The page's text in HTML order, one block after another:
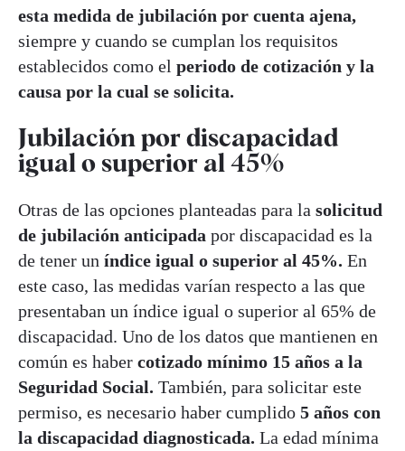
esta medida de jubilación por cuenta ajena,
siempre y cuando se cumplan los requisitos
establecidos como el periodo de cotización y la
causa por la cual se solicita.
Jubilación por discapacidad
igual o superior al 45%
Otras de las opciones planteadas para la solicitud
de jubilación anticipada por discapacidad es la
de tener un índice igual o superior al 45%. En
este caso, las medidas varían respecto a las que
presentaban un índice igual o superior al 65% de
discapacidad. Uno de los datos que mantienen en
común es haber cotizado mínimo 15 años a la
Seguridad Social. También, para solicitar este
permiso, es necesario haber cumplido 5 años con
la discapacidad diagnosticada. La edad mínima